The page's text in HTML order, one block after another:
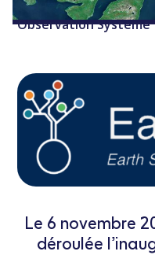
Observation
Le 6 novembre
déroulée